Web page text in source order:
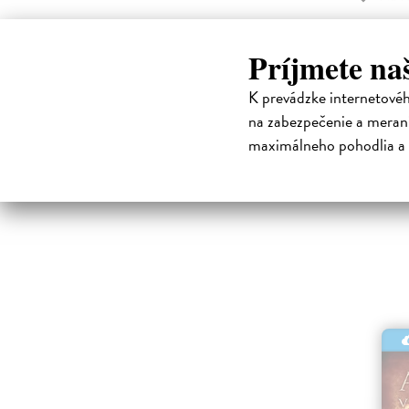
Príjmete
K prevádzke
na zabezpečenie a
maximálneho pohodlia